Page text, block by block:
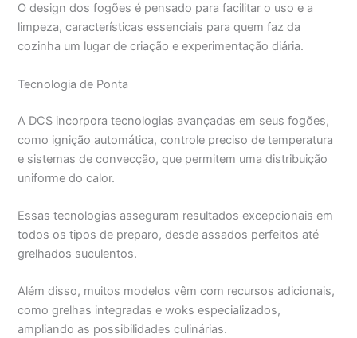
O design dos fogões é pensado para facilitar o uso e a
limpeza, características essenciais para quem faz da
cozinha um lugar de criação e experimentação diária.
Tecnologia de Ponta
A DCS incorpora tecnologias avançadas em seus fogões,
como ignição automática, controle preciso de temperatura
e sistemas de convecção, que permitem uma distribuição
uniforme do calor.
Essas tecnologias asseguram resultados excepcionais em
todos os tipos de preparo, desde assados perfeitos até
grelhados suculentos.
Além disso, muitos modelos vêm com recursos adicionais,
como grelhas integradas e woks especializados,
ampliando as possibilidades culinárias.